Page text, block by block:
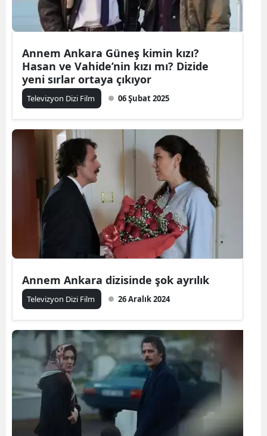
Annem Ankara Güneş kimin kızı?
Hasan ve Vahide’nin kızı mı? Dizide
yeni sırlar ortaya çıkıyor
Televizyon Dizi Film 06 Şubat 2025
Annem Ankara dizisinde şok ayrılık
Televizyon Dizi Film 26 Aralık 2024